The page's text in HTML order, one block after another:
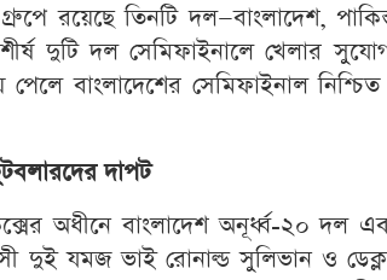
গ্রুপে রয়েছে তিনটি দল—বাংলাদেশ,
দুটি দল সেমিফাইনালে খেলার
পেলে বাংলাদেশের সেমিফাইনাল
দাপট
অধীনে বাংলাদেশ অনূর্ধ্ব-২০ দল
দুই যমজ ভাই রোনাল্ড সুলিভান ও